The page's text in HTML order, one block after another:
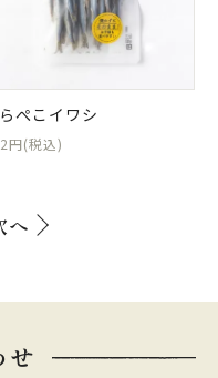
ぺこイワシ
円(税込)
へ
せ